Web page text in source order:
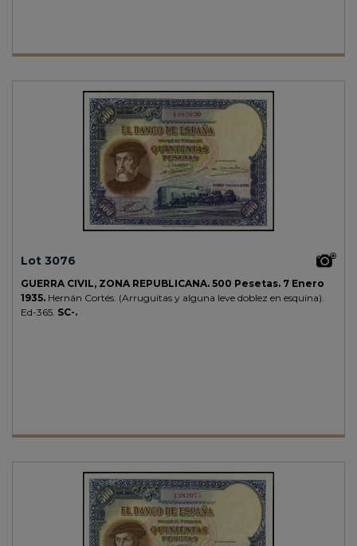
Lot 3076
GUERRA CIVIL, ZONA REPUBLICANA. 500 Pesetas. 7 Enero
1935. Hernán Cortés. (Arruguitas y alguna leve doblez en esquina).
Ed-365. SC-.